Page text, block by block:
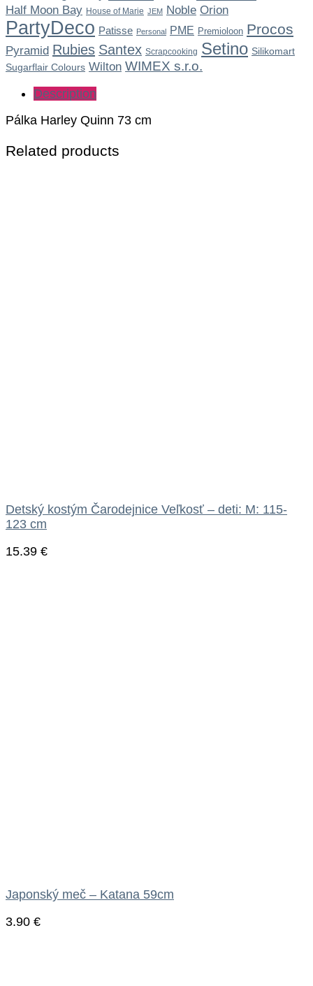
Half Moon Bay House of Marie JEM Noble Orion
PartyDeco Patisse Personal PME Premioloon Procos
Pyramid Rubies Santex Scrapcooking Setino Silikomart
Sugarflair Colours Wilton WIMEX s.r.o.
Description
Pálka Harley Quinn 73 cm
Related products
Detský kostým Čarodejnice Veľkosť – deti: M: 115-
123 cm
15.39 €
Japonský meč – Katana 59cm
3.90 €